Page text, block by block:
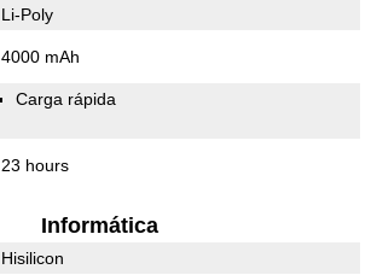
Li-Poly
4000 mAh
Carga rápida
23 hours
Informática
Hisilicon